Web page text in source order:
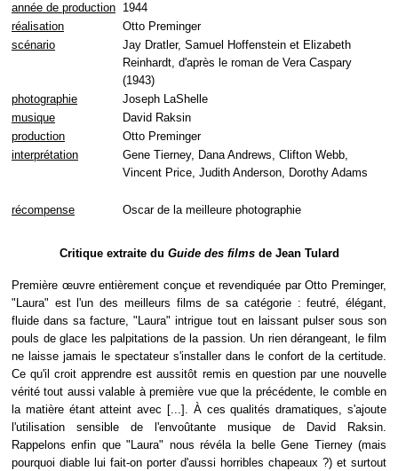
année de production 1944
réalisation
Otto Preminger
scénario
Jay Dratler, Samuel Hoffenstein et Elizabeth
Reinhardt, d'après le roman de Vera Caspary
(1943)
photographie
Joseph LaShelle
musique
David Raksin
production
Otto Preminger
interprétation
Gene Tierney, Dana Andrews, Clifton Webb,
Vincent Price, Judith Anderson, Dorothy Adams
récompense Oscar de la meilleure photographie
Critique extraite du Guide des filmsde Jean Tulard
Première œuvre entièrement conçue et revendiquée par Otto Preminger,
"Laura" est l'un des meilleurs films de sa catégorie : feutré, élégant,
fluide dans sa facture, "Laura" intrigue tout en laissant pulser sous son
pouls de glace les palpitations de la passion. Un rien dérangeant, le film
ne laisse jamais le spectateur s'installer dans le confort de la certitude.
Ce qu'il croit apprendre est aussitôt remis en question par une nouvelle
vérité tout aussi valable à première vue que la précédente, le comble en
la matière étant atteint avec [...]. À ces qualités dramatiques, s'ajoute
l'utilisation sensible de l'envoûtante musique de David Raksin.
Rappelons enfin que "Laura" nous révéla la belle Gene Tierney (mais
pourquoi diable lui fait-on porter d'aussi horribles chapeaux ?) et surtout